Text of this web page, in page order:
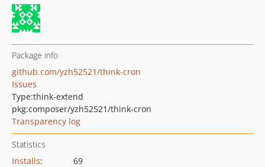
Package info
github.com/yzh52521/think-cron
Issues
Type:think-extend
pkg:composer/yzh52521/think-cron
Transparency log
Statistics
Installs:
69